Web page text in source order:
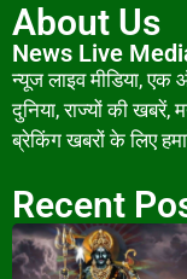
About Us
News Live
न्यूज लाइव मीडिया,
दुनिया, राज्यों की
ब्रेकिंग खबरों के लिए
Recent